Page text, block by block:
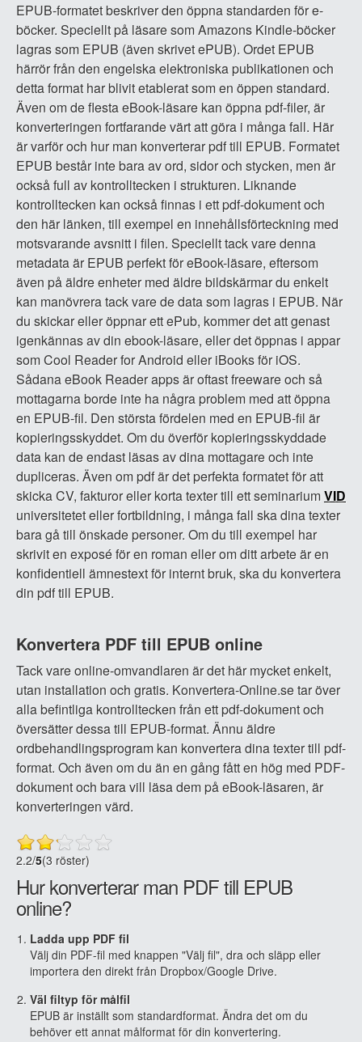
EPUB-formatet beskriver den öppna standarden för e-
böcker. Speciellt på läsare som Amazons Kindle-böcker
lagras som EPUB (även skrivet ePUB). Ordet EPUB
härrör från den engelska elektroniska publikationen och
detta format har blivit etablerat som en öppen standard.
Även om de flesta eBook-läsare kan öppna pdf-filer, är
konverteringen fortfarande värt att göra i många fall. Här
är varför och hur man konverterar pdf till EPUB. Formatet
EPUB består inte bara av ord, sidor och stycken, men är
också full av kontrolltecken i strukturen. Liknande
kontrolltecken kan också finnas i ett pdf-dokument och
den här länken, till exempel en innehållsförteckning med
motsvarande avsnitt i filen. Speciellt tack vare denna
metadata är EPUB perfekt för eBook-läsare, eftersom
även på äldre enheter med äldre bildskärmar du enkelt
kan manövrera tack vare de data som lagras i EPUB. När
du skickar eller öppnar ett ePub, kommer det att genast
igenkännas av din ebook-läsare, eller det öppnas i appar
som Cool Reader for Android eller iBooks för iOS.
Sådana eBook Reader apps är oftast freeware och så
mottagarna borde inte ha några problem med att öppna
en EPUB-fil. Den största fördelen med en EPUB-fil är
kopieringsskyddet. Om du överför kopieringsskyddade
data kan de endast läsas av dina mottagare och inte
dupliceras. Även om pdf är det perfekta formatet för att
skicka CV, fakturor eller korta texter till ett seminarium VID
universitetet eller fortbildning, i många fall ska dina texter
bara gå till önskade personer. Om du till exempel har
skrivit en exposé för en roman eller om ditt arbete är en
konfidentiell ämnestext för internt bruk, ska du konvertera
din pdf till EPUB.
Konvertera PDF till EPUB online
Tack vare online-omvandlaren är det här mycket enkelt,
utan installation och gratis. Konvertera-Online.se tar över
alla befintliga kontrolltecken från ett pdf-dokument och
översätter dessa till EPUB-format. Ännu äldre
ordbehandlingsprogram kan konvertera dina texter till pdf-
format. Och även om du än en gång fått en hög med PDF-
dokument och bara vill läsa dem på eBook-läsaren, är
konverteringen värd.
2.2/5(3 röster)
Hur konverterar man PDF till EPUB
online?
Ladda upp PDF fil
Välj din PDF-fil med knappen "Välj fil", dra och släpp eller
importera den direkt från Dropbox/Google Drive.
Väl filtyp för målfil
EPUB är inställt som standardformat. Ändra det om du
behöver ett annat målformat för din konvertering.